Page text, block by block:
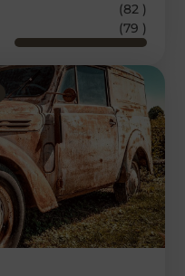
(82 )
(79 )